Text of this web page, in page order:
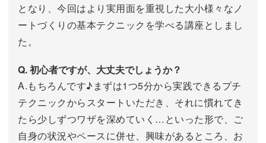
となり、今回はより実用面を重視した大小様々なノ
ートづくりの基本テクニックを学べる講座としまし
た。
Q. 初心者ですが、大丈夫でしょうか？
A.もちろんです♪まずは1つ5分から実践できるプチ
テクニックからスタートいただき、それに慣れてき
たら少しずつワザを深めていく…といった形で、ご
自身の状況やペースに併せ、興味があるところ、お